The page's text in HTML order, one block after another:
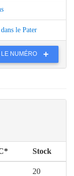
le Pater
LE NUMÉRO
Stock
20